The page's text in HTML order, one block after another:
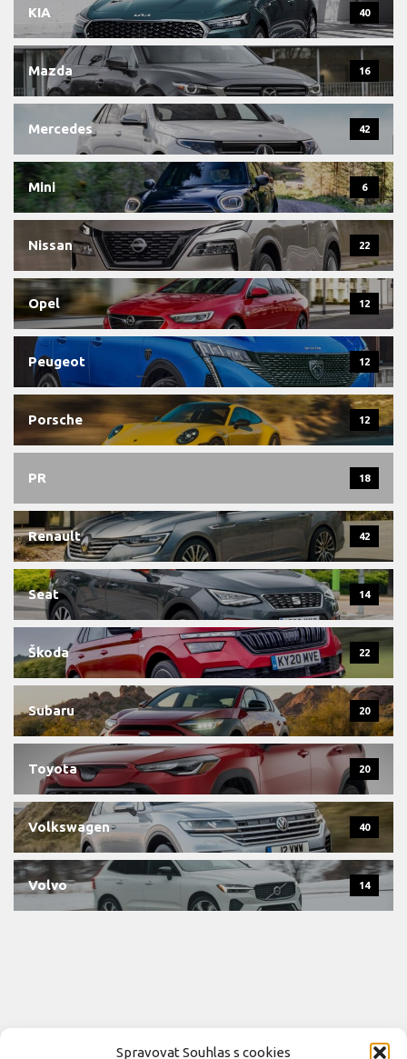
Spravovat Souhlas s cookies
KIA 40
Mazda 16
Mercedes 42
Mini 6
Nissan 22
Opel 12
Peugeot 12
Porsche 12
PR 18
Renault 42
Seat 14
Škoda 22
Subaru 20
Toyota 20
Volkswagen 40
Volvo 14